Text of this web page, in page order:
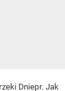
Dniepr. Jak